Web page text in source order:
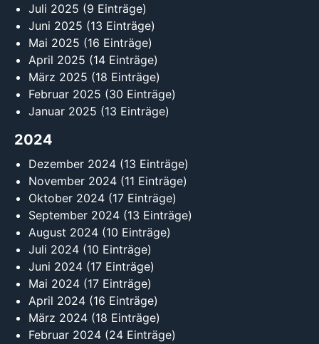
Juli 2025 (9 Einträge)
Juni 2025 (13 Einträge)
Mai 2025 (16 Einträge)
April 2025 (14 Einträge)
März 2025 (18 Einträge)
Februar 2025 (30 Einträge)
Januar 2025 (13 Einträge)
2024
Dezember 2024 (13 Einträge)
November 2024 (11 Einträge)
Oktober 2024 (17 Einträge)
September 2024 (13 Einträge)
August 2024 (10 Einträge)
Juli 2024 (10 Einträge)
Juni 2024 (17 Einträge)
Mai 2024 (17 Einträge)
April 2024 (16 Einträge)
März 2024 (18 Einträge)
Februar 2024 (24 Einträge)